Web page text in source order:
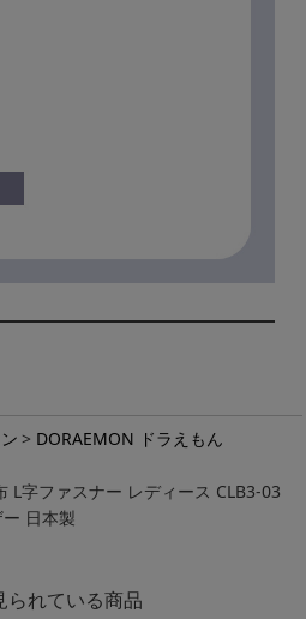
DORAEMON ドラえもん
L字ファスナー レディース CLB3-03
日本製
られている商品